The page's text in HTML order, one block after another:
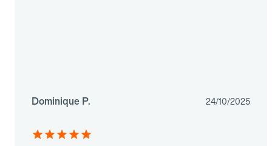
Dominique P. 24/10/2025